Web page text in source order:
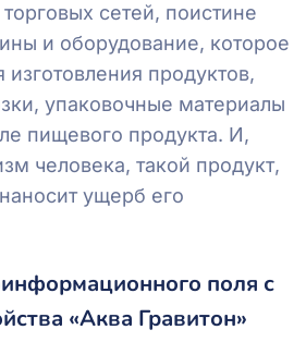
сетей, поистине
и оборудование, которое
изготовления продуктов,
упаковочные материалы
пищевого продукта. И,
человека, такой продукт,
ущерб его
поля с
«Аква Гравитон»